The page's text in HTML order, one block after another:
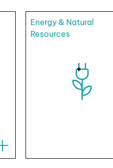
Energy & Natural
Resources